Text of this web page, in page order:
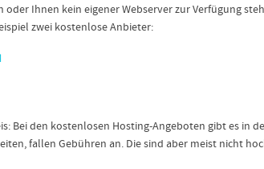
oder Ihnen kein eigener Webserver zur Verfügung
zwei kostenlose Anbieter:
Bei den kostenlosen Hosting-Angeboten gibt es in
fallen Gebühren an. Die sind aber meist nicht